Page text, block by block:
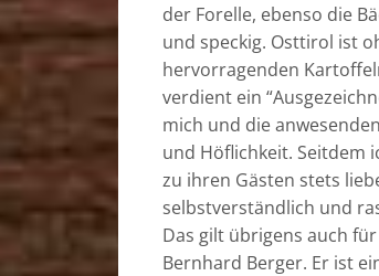
der Forelle, ebenso die
und speckig. Osttirol ist
hervorragenden
verdient ein
mich und die
und Höflichkeit. Seitdem
zu ihren Gästen stets
selbstverständlich und
Das gilt übrigens auch
Bernhard Berger. Er ist